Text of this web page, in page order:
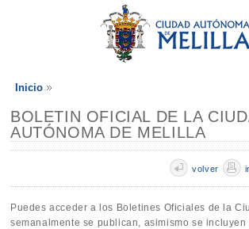
Inicio
BOLETIN OFICIAL DE LA
AUTÓNOMA DE MELILLA
volver
Puedes acceder a los Boletines Oficiales de la
semanalmente se publican, asimismo se